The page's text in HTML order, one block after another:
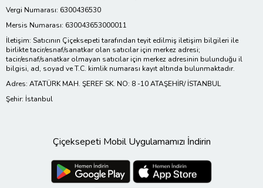
Vergi Numarası: 6300436530
Mersis Numarası: 630043653000011
İletişim: Satıcının Çiçeksepeti tarafından teyit edilmiş iletişim bilgileri ile
birlikte tacir/esnaf/sanatkar olan satıcılar için merkez adresi;
tacir/esnaf/sanatkar olmayan satıcılar için merkez adresinin bulunduğu il
bilgisi, ad, soyad ve T.C. kimlik numarası kayıt altında bulunmaktadır.
Adres: ATATÜRK MAH. ŞEREF SK. NO: 8 -10 ATAŞEHİR/ İSTANBUL
Şehir: İstanbul
Çiçeksepeti Mobil Uygulamamızı İndirin